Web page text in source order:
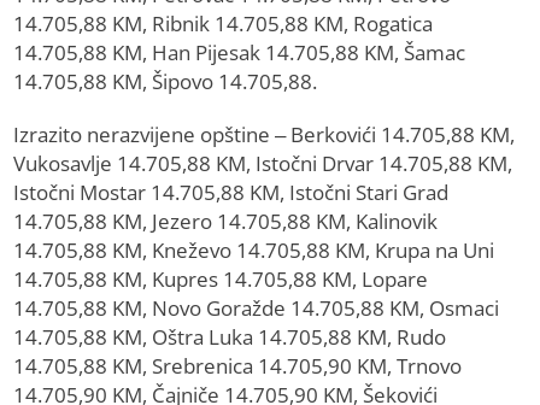
14.705,88 KM, Ribnik 14.705,88 KM, Rogatica
14.705,88 KM, Han Pijesak 14.705,88 KM, Šamac
14.705,88 KM, Šipovo 14.705,88.
Izrazito nerazvijene opštine – Berkovići 14.705,88 KM,
Vukosavlje 14.705,88 KM, Istočni Drvar 14.705,88 KM,
Istočni Mostar 14.705,88 KM, Istočni Stari Grad
14.705,88 KM, Jezero 14.705,88 KM, Kalinovik
14.705,88 KM, Kneževo 14.705,88 KM, Krupa na Uni
14.705,88 KM, Kupres 14.705,88 KM, Lopare
14.705,88 KM, Novo Goražde 14.705,88 KM, Osmaci
14.705,88 KM, Oštra Luka 14.705,88 KM, Rudo
14.705,88 KM, Srebrenica 14.705,90 KM, Trnovo
14.705,90 KM, Čajniče 14.705,90 KM, Šekovići